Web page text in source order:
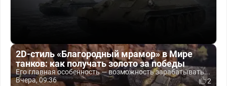
2D-стиль «Благородный мрамор» в Мире
танков: как получать золото за победы
Его главная особенность — возможность зарабатывать...
Вчера, 09:36
2